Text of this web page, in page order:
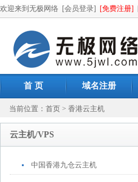
欢迎来到无极网络 [会员登录] [免费注册]
首 页 域名注册
当前位置： 首页 > 香港云主机
云主机/VPS
中国香港九仓云主机